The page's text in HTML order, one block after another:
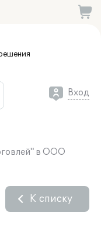
Вход
в ООО
К списку